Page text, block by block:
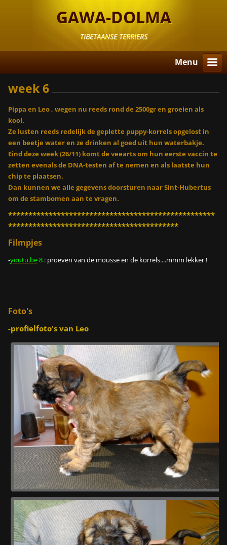
GAWA-DOLMA
TIBETAANSE TERRIERS
Menu
week 6
Pippa en Leo , wegen nu reeds rond de 2500gr en groeien als
kool.
Ze lusten reeds redelijk de geplette puppy-korrels opgelost in
een beetje water en ze drinken al goed uit hun waterbakje.
Eind deze week (26/11) komt de veearts om hun eerste vaccin te
zetten evenals de DNA-testen af te nemen en als laatste hun
chip te plaatsen.
Dan kunnen we alle gegevens doorsturen naar Sint-Hubertus
om de stambomen aan te vragen.
***************************************************
******************************************
Filmpjes
-youtu.be8 : proeven van de mousse en de korrels....mmm lekker !
Foto's
-profielfoto's van Leo